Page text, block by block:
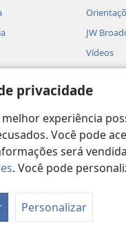
privacidade
experiência
Você pode
será
. Você pode
Personalizar
JW
Vídeos
Música
Leituras
Watch Tower Bible and